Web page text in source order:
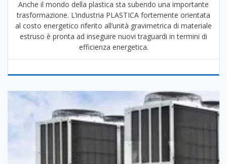
Anche il mondo della plastica sta subendo una importante
trasformazione. L’industria PLASTICA fortemente orientata
al costo energetico riferito all’unità gravimetrica di materiale
estruso è pronta ad inseguire nuovi traguardi in termini di
efficienza energetica.